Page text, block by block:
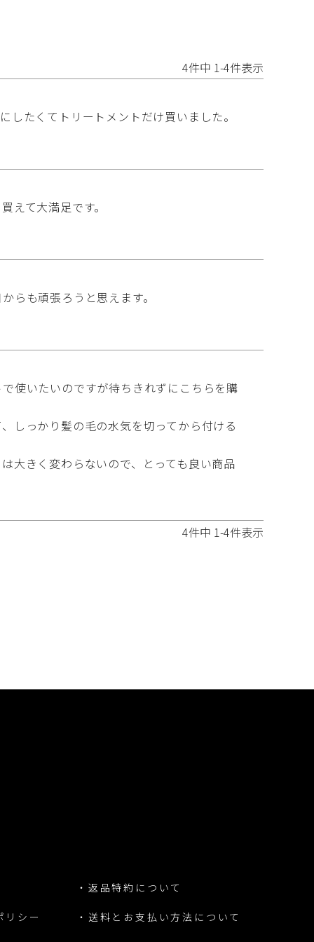
4件中 1-4件表示
したくてトリートメントだけ買いました。
えて大満足です。
らも頑張ろうと思えます。
使いたいのですが待ちきれずにこちらを購
しっかり髪の毛の水気を切ってから付ける
大きく変わらないので、とっても良い商品
4件中 1-4件表示
リシー
・返品特約について
・送料とお支払い方法について